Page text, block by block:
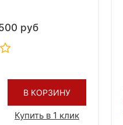
руб
В КОРЗИНУ
Купить в 1 клик